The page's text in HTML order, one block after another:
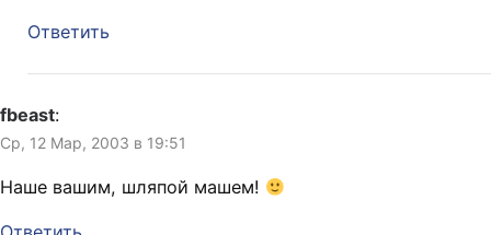
Ответить
fbeast:
Ср, 12 Мар, 2003 в 19:51
Наше вашим, шляпой машем!